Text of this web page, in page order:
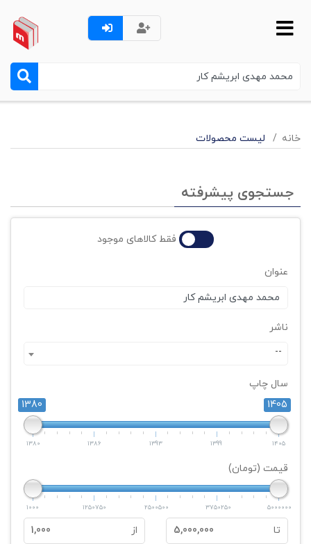
خانه لیست محصولات
جستجوی پیشرفته
فقط کالاهای موجود
عنوان
ناشر
--
سال چاپ
1380
1405
1380 1386 1393 1399 1405
قیمت (تومان)
1000 1250750 2500500 3750250 5000000
تا 5,000,000 از 1,000